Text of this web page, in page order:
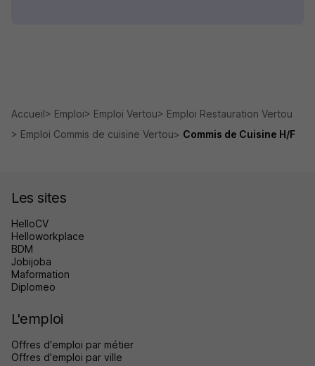
Accueil Emploi Emploi Vertou
Emploi Restauration Vertou
Emploi Commis de cuisine Vertou
Commis de Cuisine H/F
Les sites
HelloCV
Helloworkplace
BDM
Jobijoba
Maformation
Diplomeo
L'emploi
Offres d'emploi par métier
Offres d'emploi par ville